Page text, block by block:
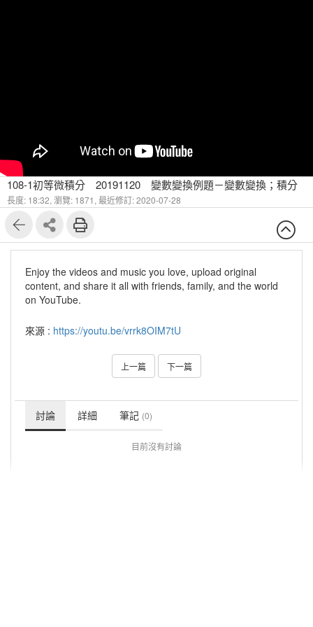
108-1初等微積分 20191120 變數變換例題－變數變換；積分
長度: 18:32, 瀏覽: 1871, 最近修訂: 2020-07-28
Enjoy the videos and music you love, upload original
content, and share it all with friends, family, and the world
on YouTube.
來源 : https://youtu.be/vrrk8OIM7tU
上一篇 下一篇
討論 詳細 筆記 (0)
目前沒有討論